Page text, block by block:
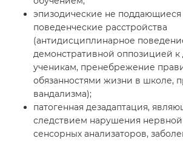
эпизодические не
поведенческие расстройства
(антидисциплинарное
демонстративной оппозицией к
ученикам, пренебрежение
обязанностями жизни в школе,
вандализма);
патогенная дезадаптация,
следствием нарушения
сенсорных анализаторов,